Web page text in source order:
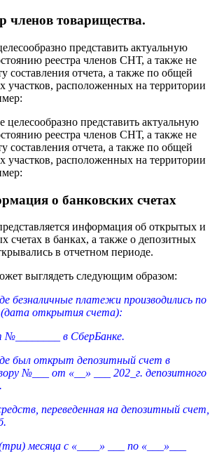
членов товарищества.
представить актуальную
реестра членов СНТ, а также не
составления отчета, а также по общей
участков, расположенных на территории
о банковских счетах
информация об открытых и
счетах в банках, а также о депозитных
в отчетном периоде.
выглядеть следующим образом:
безналичные платежи производились по
(дата открытия счета):
в СберБанке.
был открыт депозитный счет в
№___ от «__» ___ 202_г. депозитного
переведенная на депозитный счет,
месяца с «____» ___ по «___»___